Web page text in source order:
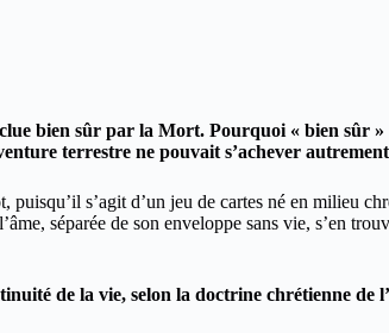
bien sûr par la Mort. Pourquoi « bien sûr
terrestre ne pouvait s’achever
s’agit d’un jeu de cartes né en milieu
séparée de son enveloppe sans vie, s’en
de la vie, selon la doctrine chrétienne de